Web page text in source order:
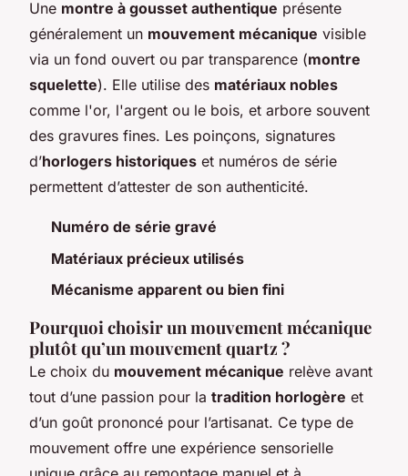
Une montre à gousset authentique présente
généralement un mouvement mécanique visible
via un fond ouvert ou par transparence (montre
squelette). Elle utilise des matériaux nobles
comme l'or, l'argent ou le bois, et arbore souvent
des gravures fines. Les poinçons, signatures
d’horlogers historiques et numéros de série
permettent d’attester de son authenticité.
Numéro de série gravé
Matériaux précieux utilisés
Mécanisme apparent ou bien fini
Pourquoi choisir un mouvement mécanique
plutôt qu’un mouvement quartz ?
Le choix du mouvement mécanique relève avant
tout d’une passion pour la tradition horlogère et
d’un goût prononcé pour l’artisanat. Ce type de
mouvement offre une expérience sensorielle